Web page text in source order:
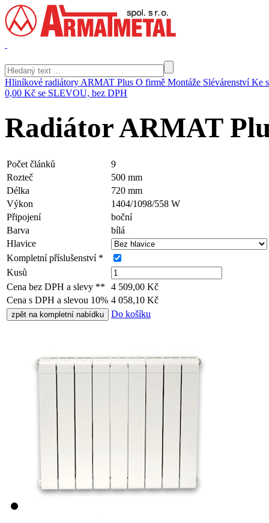
Hliníkové radiátory ARMAT Plus O firmě Montáže SlévárenstvíKe
0,00 Kč se SLEVOU, bez DPH
Radiátor ARMAT
Počet článků
9
Rozteč
500 mm
Délka
720 mm
Výkon
1404/1098/558 W
Připojení
boční
Barva
bílá
Hlavice
Kompletní příslušenství *
Kusů
Cena bez DPH a slevy **
4 509,00 Kč
Cena s DPH a slevou 10% 4 058,10 Kč
Do košíku